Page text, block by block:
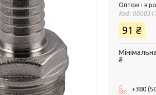
Оптом і в
Код:
91 ₴
₴
+380